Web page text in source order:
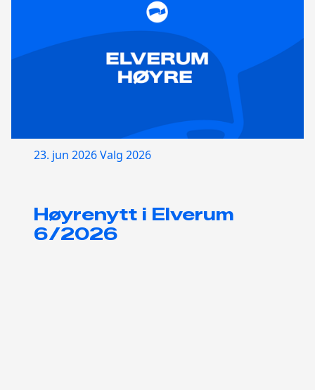
23. jun 2026Valg 2026
Høyrenytt i Elverum
6/2026